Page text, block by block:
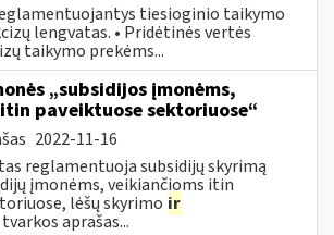
tiesioginio taikymo
lengvatas. • Pridėtinės vertės
taikymo prekėms...
„subsidijos įmonėms,
paveiktuose sektoriuose“
2022-11-16
reglamentuoja subsidijų skyrimą
įmonėms, veikiančioms itin
lėšų skyrimo ir
aprašas...